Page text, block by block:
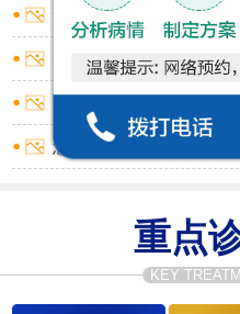
包皮包茎有什么危害
包皮包茎有哪些危害
包皮过长的症状
怎么算包皮过长
重点
KEY